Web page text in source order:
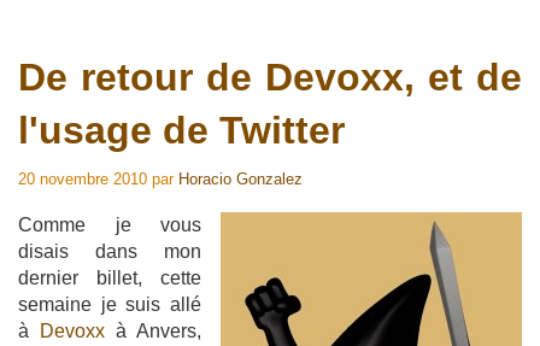
De retour de Devoxx, et de
l'usage de Twitter
20 novembre 2010 par Horacio Gonzalez
Comme je vous
disais dans mon
dernier billet, cette
semaine je suis allé
à
Devoxx à Anvers,